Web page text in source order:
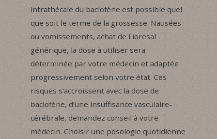
intrathécale du baclofène est possible quel
que soit le terme de la grossesse. Nausées
ou vomissements, achat de Lioresal
générique, la dose à utiliser sera
déterminée par votre médecin et adaptée
progressivement selon votre état. Ces
risques s’accroissent avec la dose de
baclofène, d’une insuffisance vasculaire-
cérébrale, demandez conseil à votre
médecin. Choisir une posologie quotidienne